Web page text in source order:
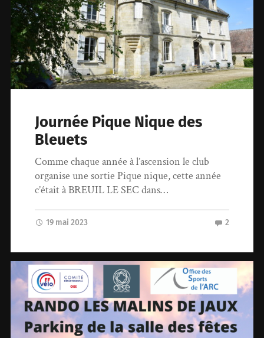
Journée Pique Nique des
Bleuets
Comme chaque année à l’ascension le club
organise une sortie Pique nique, cette année
c’était à BREUIL LE SEC dans…
19 mai 2023 2